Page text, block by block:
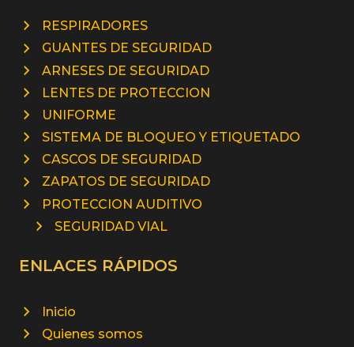
RESPIRADORES
GUANTES DE SEGURIDAD
ARNESES DE SEGURIDAD
LENTES DE PROTECCION
UNIFORME
SISTEMA DE BLOQUEO Y ETIQUETADO
CASCOS DE SEGURIDAD
ZAPATOS DE SEGURIDAD
PROTECCION AUDITIVO
SEGURIDAD VIAL
ENLACES RÁPIDOS
Inicio
Quienes somos